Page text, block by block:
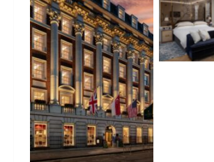
No Caption
No